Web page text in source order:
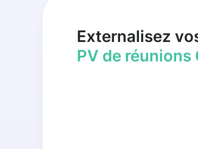
Externalisez
PV de réunions